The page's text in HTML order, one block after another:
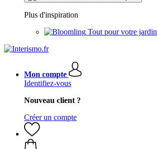
Plus d'inspiration
Tout pour votre jardin
Mon compte
Identifiez-vous
Nouveau client ?
Créer un compte